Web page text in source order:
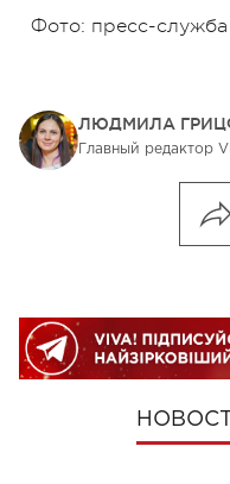
Фото: пресс-служба
ЛЮДМИЛА
Главный редактор